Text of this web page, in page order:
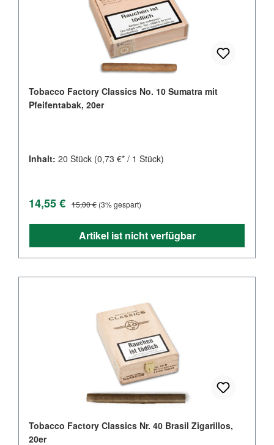
Tobacco Factory Classics No. 10 Sumatra mit
Pfeifentabak, 20er
Inhalt: 20 Stück (0,73 €* / 1 Stück)
Verkaufspreis:
14,55 € Regulärer Preis:
15,00 € (3% gespart)
Artikel ist nicht verfügbar
Tobacco Factory Classics Nr. 40 Brasil Zigarillos,
20er